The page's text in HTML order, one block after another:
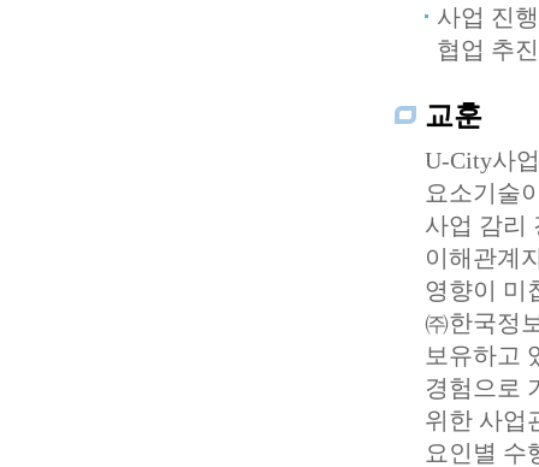
사업 진
협업 추진
교훈
U-City사
요소기술
사업 감리
이해관계
영향이 미
㈜한국정
보유하고
경험으로
위한 사업
요인별 수